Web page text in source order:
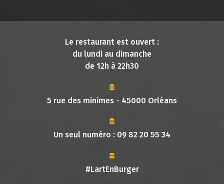
Le restaurant est ouvert :
du lundi au dimanche
de 12h à 22h30
5 rue des minimes - 45000 Orléans
Un seul numéro : 09 82 20 55 34
#LartEnBurger